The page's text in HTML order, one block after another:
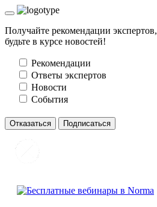
Получайте рекомендации экспертов,
будьте в курсе новостей!
Рекомендации
Ответы экспертов
Новости
События
Отказаться Подписаться